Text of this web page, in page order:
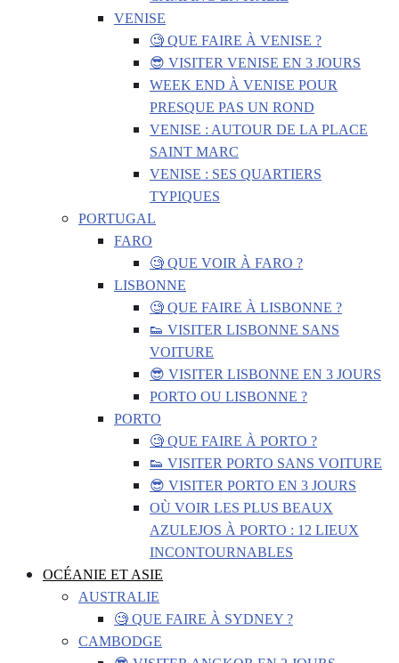
VENISE
🧐 QUE FAIRE À VENISE ?
😎 VISITER VENISE EN 3 JOURS
WEEK END À VENISE POUR
PRESQUE PAS UN ROND
VENISE : AUTOUR DE LA PLACE
SAINT MARC
VENISE : SES QUARTIERS
TYPIQUES
PORTUGAL
FARO
🧐 QUE VOIR À FARO ?
LISBONNE
🧐 QUE FAIRE À LISBONNE ?
👟 VISITER LISBONNE SANS
VOITURE
😎 VISITER LISBONNE EN 3 JOURS
PORTO OU LISBONNE ?
PORTO
🧐 QUE FAIRE À PORTO ?
👟 VISITER PORTO SANS VOITURE
😎 VISITER PORTO EN 3 JOURS
OÙ VOIR LES PLUS BEAUX
AZULEJOS À PORTO : 12 LIEUX
INCONTOURNABLES
OCÉANIE ET ASIE
AUSTRALIE
🧐 QUE FAIRE À SYDNEY ?
CAMBODGE